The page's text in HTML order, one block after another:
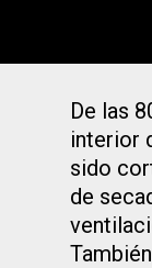
De las
interior
sido
de